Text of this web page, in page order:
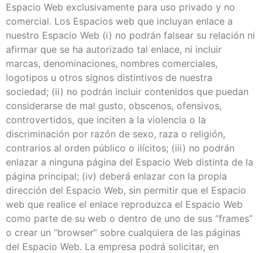
Espacio Web exclusivamente para uso privado y no
comercial. Los Espacios web que incluyan enlace a
nuestro Espacio Web (i) no podrán falsear su relación ni
afirmar que se ha autorizado tal enlace, ni incluir
marcas, denominaciones, nombres comerciales,
logotipos u otros signos distintivos de nuestra
sociedad; (ii) no podrán incluir contenidos que puedan
considerarse de mal gusto, obscenos, ofensivos,
controvertidos, que inciten a la violencia o la
discriminación por razón de sexo, raza o religión,
contrarios al orden público o ilícitos; (iii) no podrán
enlazar a ninguna página del Espacio Web distinta de la
página principal; (iv) deberá enlazar con la propia
dirección del Espacio Web, sin permitir que el Espacio
web que realice el enlace reproduzca el Espacio Web
como parte de su web o dentro de uno de sus “frames”
o crear un “browser” sobre cualquiera de las páginas
del Espacio Web. La empresa podrá solicitar, en